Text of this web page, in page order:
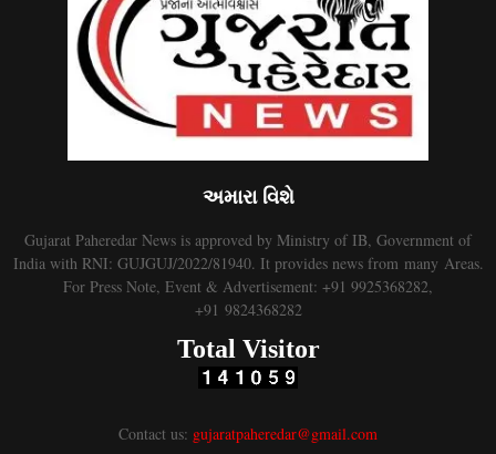
અમારા વિશે
Gujarat Paheredar News is approved by Ministry of IB, Government of
India with RNI: GUJGUJ/2022/81940. It provides news from many Areas.
For Press Note, Event & Advertisement: +91 9925368282,
+91 9824368282
Total Visitor
Contact us: gujaratpaheredar@gmail.com